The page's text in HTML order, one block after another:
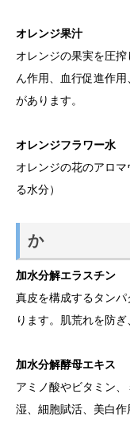
オレンジ果汁
オレンジの果実を圧
ん作用、血行促進作
があります。
オレンジフラワー水
オレンジの花のアロ
る水分）
か
加水分解エラスチン
真皮を構成するタン
ります。肌荒れを防
加水分解酵母エキス
アミノ酸やビタミン
湿、細胞賦活、美白作